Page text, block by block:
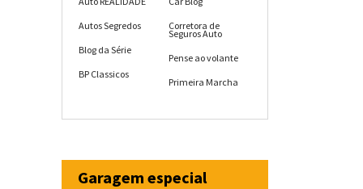
Autos Segredos
Blog da Série
BP Classicos
Corretora de
Seguros Auto
Pense ao volante
Primeira Marcha
Garagem especial